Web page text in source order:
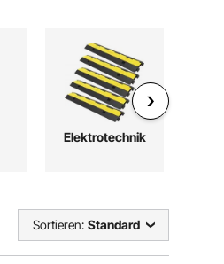
Elektrotechnik
Sortieren: Standard